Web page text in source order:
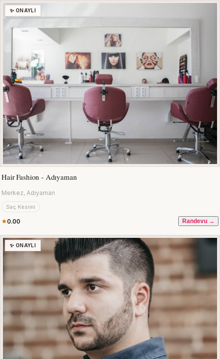
✨ ONAYLI
Hair Fashion - Adıyaman
Merkez, Adıyaman
Saç Kesimi
0.00 Randevu →
✨ ONAYLI